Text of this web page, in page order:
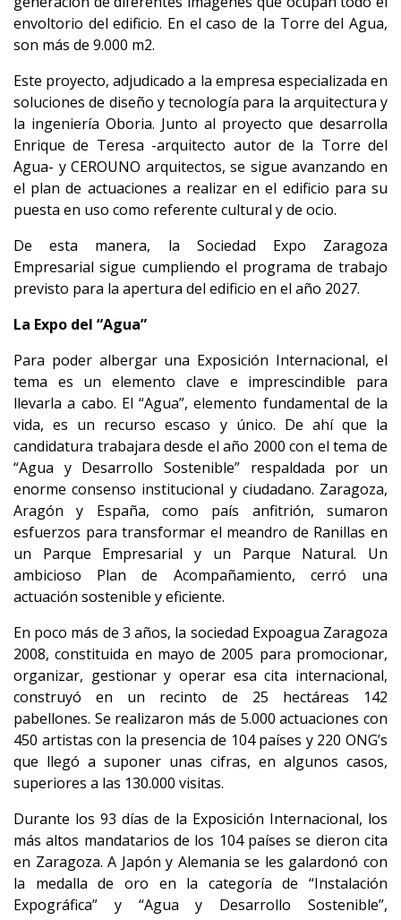
envoltorio del edificio. En el caso de la Torre del Agua,
son más de 9.000 m2.
Este proyecto, adjudicado a la empresa especializada en
soluciones de diseño y tecnología para la arquitectura y
la ingeniería Oboria. Junto al proyecto que desarrolla
Enrique de Teresa -arquitecto autor de la Torre del
Agua- y CEROUNO arquitectos, se sigue avanzando en
el plan de actuaciones a realizar en el edificio para su
puesta en uso como referente cultural y de ocio.
De esta manera, la Sociedad Expo Zaragoza
Empresarial sigue cumpliendo el programa de trabajo
previsto para la apertura del edificio en el año 2027.
La Expo del “Agua”
Para poder albergar una Exposición Internacional, el
tema es un elemento clave e imprescindible para
llevarla a cabo. El “Agua”, elemento fundamental de la
vida, es un recurso escaso y único. De ahí que la
candidatura trabajara desde el año 2000 con el tema de
“Agua y Desarrollo Sostenible” respaldada por un
enorme consenso institucional y ciudadano. Zaragoza,
Aragón y España, como país anfitrión, sumaron
esfuerzos para transformar el meandro de Ranillas en
un Parque Empresarial y un Parque Natural. Un
ambicioso Plan de Acompañamiento, cerró una
actuación sostenible y eficiente.
En poco más de 3 años, la sociedad Expoagua Zaragoza
2008, constituida en mayo de 2005 para promocionar,
organizar, gestionar y operar esa cita internacional,
construyó en un recinto de 25 hectáreas 142
pabellones. Se realizaron más de 5.000 actuaciones con
450 artistas con la presencia de 104 países y 220 ONG’s
que llegó a suponer unas cifras, en algunos casos,
superiores a las 130.000 visitas.
Durante los 93 días de la Exposición Internacional, los
más altos mandatarios de los 104 países se dieron cita
en Zaragoza. A Japón y Alemania se les galardonó con
la medalla de oro en la categoría de “Instalación
Expográfica” y “Agua y Desarrollo Sostenible”,